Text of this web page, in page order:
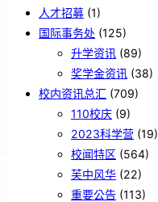
人才招募 (1)
国际事务处 (125)
升学资讯 (89)
奖学金资讯 (38)
校内资讯总汇 (709)
110校庆 (9)
2023科学营 (19)
校闻特区 (564)
芙中风华 (22)
重要公告 (113)